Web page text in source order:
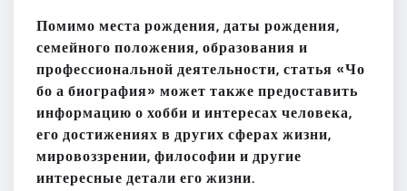
Помимо места рождения, даты рождения,
семейного положения, образования и
профессиональной деятельности, статья «Чо
бо а биография» может также предоставить
информацию о хобби и интересах человека,
его достижениях в других сферах жизни,
мировоззрении, философии и другие
интересные детали его жизни.